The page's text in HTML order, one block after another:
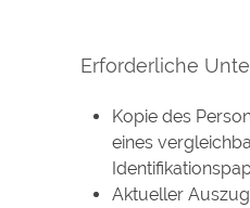
Erforderliche
Kopie des
eines
Aktueller